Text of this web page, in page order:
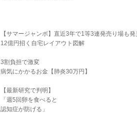
【サマージャンボ】直近3年で1等3連発売り場も発
12億円招く自宅レイアウト図解
3割負担で激変
病気にかかるお金【肺炎30万円】
【最新研究で判明】
「週5回卵を食べると
認知症が防げる」